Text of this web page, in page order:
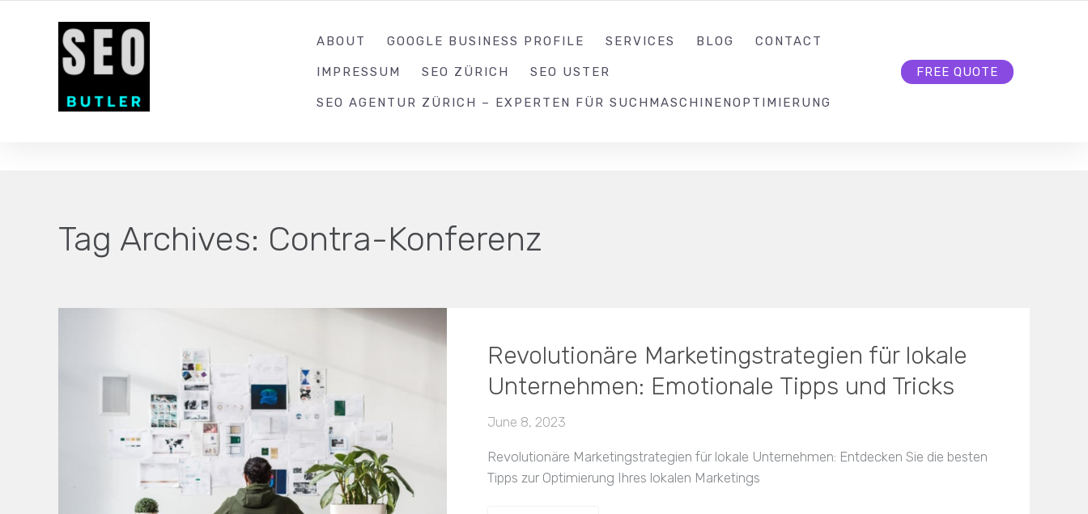
ABOUT GOOGLE BUSINESS PROFILE SERVICES BLOG CONTACT
IMPRESSUM SEO ZÜRICH SEO USTER
SEO AGENTUR ZÜRICH – EXPERTEN FÜR SUCHMASCHINENOPTIMIERUNG
FREE QUOTE
Tag Archives: Contra-Konferenz
Revolutionäre Marketingstrategien für lokale
Unternehmen: Emotionale Tipps und Tricks
June 8, 2023
Revolutionäre Marketingstrategien für lokale Unternehmen: Entdecken Sie die besten
Tipps zur Optimierung Ihres lokalen Marketings